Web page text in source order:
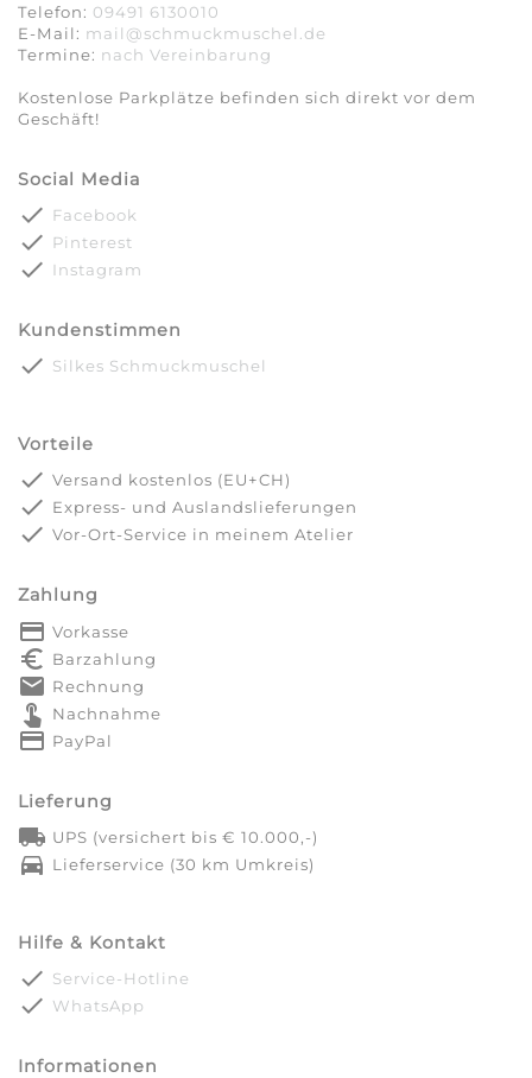
Telefon: 09491 6130010
E-Mail: mail@schmuckmuschel.de
Termine: nach Vereinbarung​​​​​​​
Kostenlose Parkplätze befinden sich direkt vor dem
Geschäft!
Social Media
done Facebook
done Pinterest
done Instagram
Kundenstimmen
done Silkes Schmuckmuschel
Vorteile
done Versand kostenlos (EU+CH)
done Express- und Auslandslieferungen
done Vor-Ort-Service in meinem Atelier
Zahlung
payment Vorkasse
euro_symbol Barzahlung
markunread Rechnung
touch_app Nachnahme
credit_card PayPal
Lieferung
local_shipping UPS (versichert bis € 10.000,-)
directions_car Lieferservice (30 km Umkreis)
Hilfe & Kontakt
done Service-Hotline
done WhatsApp
Informationen